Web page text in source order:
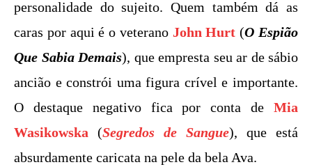
personalidade do sujeito. Quem também dá as
caras por aqui é o veterano John Hurt (O Espião
Que Sabia Demais), que empresta seu ar de sábio
ancião e constrói uma figura crível e importante.
O destaque negativo fica por conta de Mia
Wasikowska (Segredos de Sangue), que está
absurdamente caricata na pele da bela Ava.